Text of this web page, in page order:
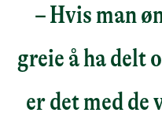
– Hvis man
greie å ha delt
er det med de